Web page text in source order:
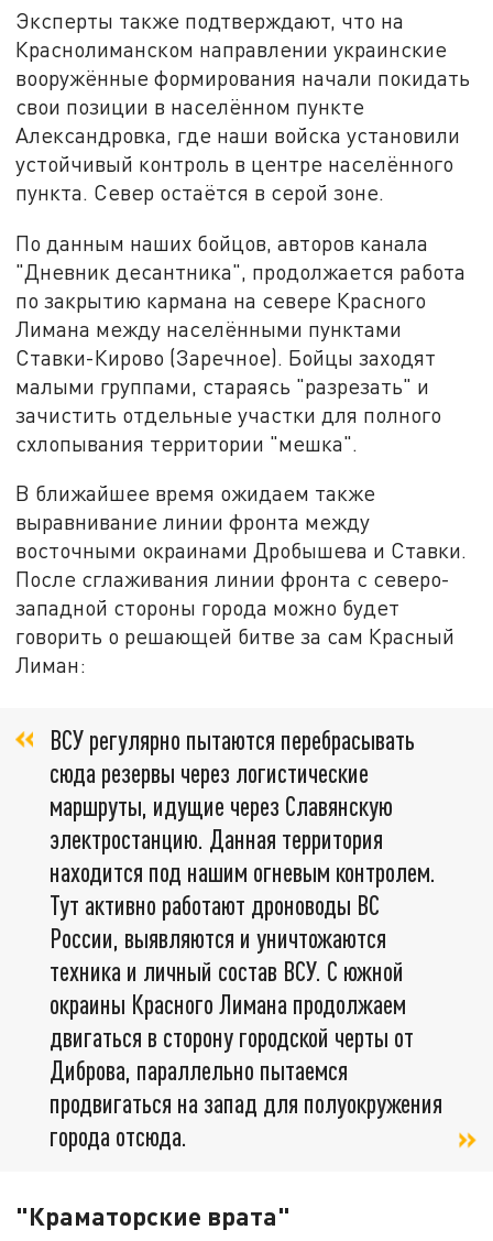
Эксперты также подтверждают, что на
Краснолиманском направлении украинские
вооружённые формирования начали покидать
свои позиции в населённом пункте
Александровка, где наши войска установили
устойчивый контроль в центре населённого
пункта. Север остаётся в серой зоне.
По данным наших бойцов, авторов канала
"Дневник десантника", продолжается работа
по закрытию кармана на севере Красного
Лимана между населёнными пунктами
Ставки-Кирово (Заречное). Бойцы заходят
малыми группами, стараясь "разрезать" и
зачистить отдельные участки для полного
схлопывания территории "мешка".
В ближайшее время ожидаем также
выравнивание линии фронта между
восточными окраинами Дробышева и Ставки.
После сглаживания линии фронта с северо-
западной стороны города можно будет
говорить о решающей битве за сам Красный
Лиман:
ВСУ регулярно пытаются перебрасывать
сюда резервы через логистические
маршруты, идущие через Славянскую
электростанцию. Данная территория
находится под нашим огневым контролем.
Тут активно работают дроноводы ВС
России, выявляются и уничтожаются
техника и личный состав ВСУ. С южной
окраины Красного Лимана продолжаем
двигаться в сторону городской черты от
Диброва, параллельно пытаемся
продвигаться на запад для полуокружения
города отсюда.
"Краматорские врата"